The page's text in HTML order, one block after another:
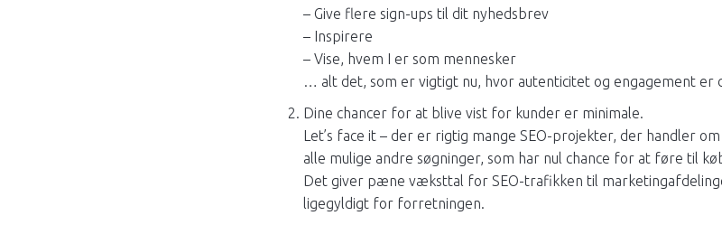
– Give flere sign-ups til dit nyhedsbrev
– Inspirere
– Vise, hvem I er som mennesker
… alt det, som er vigtigt nu, hvor autenticitet og engagement er
Dine chancer for at blive vist for kunder er minimale.
Let’s face it – der er rigtig mange SEO-projekter, der handler
alle mulige andre søgninger, som har nul chance for at føre til
Det giver pæne væksttal for SEO-trafikken til
ligegyldigt for forretningen.